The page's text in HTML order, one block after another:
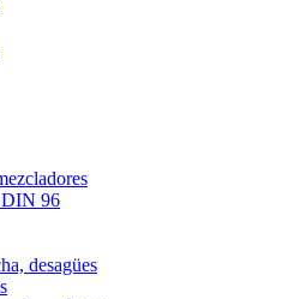
DIN 96
desagües